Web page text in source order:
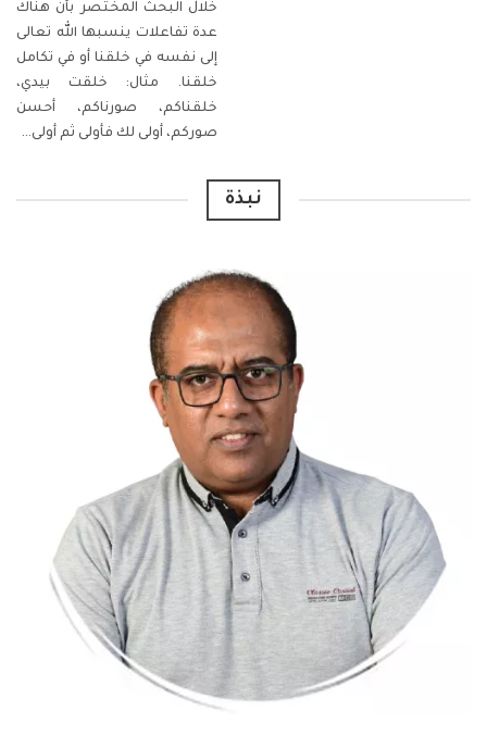
خلال البحث المختصر بأن هناك
عدة تفاعلات ينسبها الله تعالى
إلى نفسه في خلقنا أو في تكامل
خلقنا. مثال: خلقت بيدي،
خلقناكم، صورناكم، أحسن
صوركم، أولى لك فأولى ثم أولى…
نبذة